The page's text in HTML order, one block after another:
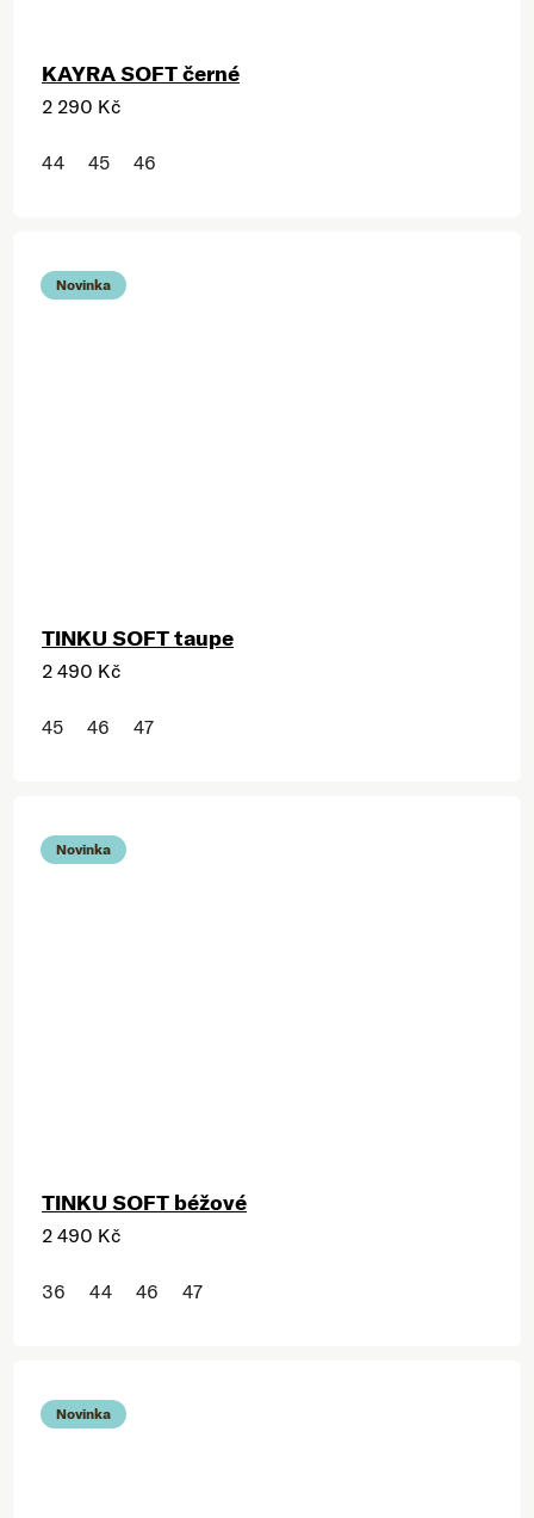
KAYRA SOFT černé
2 290 Kč
44 45 46
Novinka
TINKU SOFT taupe
2 490 Kč
45 46 47
Novinka
TINKU SOFT béžové
2 490 Kč
36 44 46 47
Novinka